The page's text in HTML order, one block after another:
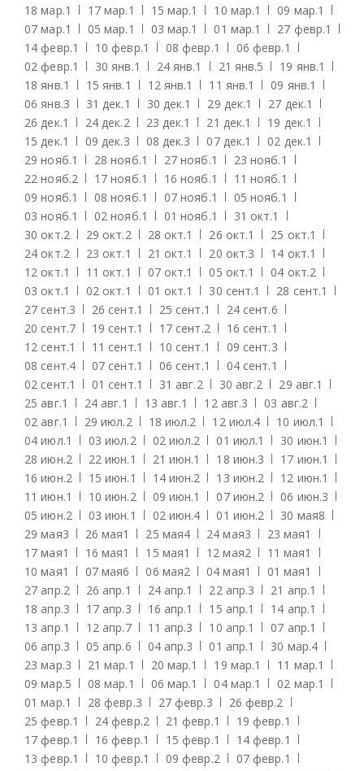
18 мар.1 17 мар.1 15 мар.1 10 мар.1 09 мар.1
07 мар.1 05 мар.1 03 мар.1 01 мар.1 27 февр.1
14 февр.1 10 февр.1 08 февр.1 06 февр.1
02 февр.1 30 янв.1 24 янв.1 21 янв.5 19 янв.1
18 янв.1 15 янв.1 12 янв.1 11 янв.1 09 янв.1
06 янв.3 31 дек.1 30 дек.1 29 дек.1 27 дек.1
26 дек.1 24 дек.2 23 дек.1 21 дек.1 19 дек.1
15 дек.1 09 дек.3 08 дек.3 07 дек.1 02 дек.1
29 нояб.1 28 нояб.1 27 нояб.1 23 нояб.1
22 нояб.2 17 нояб.1 16 нояб.1 11 нояб.1
09 нояб.1 08 нояб.1 07 нояб.1 05 нояб.1
03 нояб.1 02 нояб.1 01 нояб.1 31 окт.1
30 окт.2 29 окт.2 28 окт.1 26 окт.1 25 окт.1
24 окт.2 23 окт.1 21 окт.1 20 окт.3 14 окт.1
12 окт.1 11 окт.1 07 окт.1 05 окт.1 04 окт.2
03 окт.1 02 окт.1 01 окт.1 30 сент.1 28 сент.1
27 сент.3 26 сент.1 25 сент.1 24 сент.6
20 сент.7 19 сент.1 17 сент.2 16 сент.1
12 сент.1 11 сент.1 10 сент.1 09 сент.3
08 сент.4 07 сент.1 06 сент.1 04 сент.1
02 сент.1 01 сент.1 31 авг.2 30 авг.2 29 авг.1
25 авг.1 24 авг.1 13 авг.1 12 авг.3 03 авг.2
02 авг.1 29 июл.2 18 июл.2 12 июл.4 10 июл.1
04 июл.1 03 июл.2 02 июл.2 01 июл.1 30 июн.1
28 июн.2 22 июн.1 21 июн.1 18 июн.3 17 июн.1
16 июн.2 15 июн.1 14 июн.2 13 июн.2 12 июн.1
11 июн.1 10 июн.2 09 июн.1 07 июн.2 06 июн.3
05 июн.2 03 июн.1 02 июн.4 01 июн.2 30 мая8
29 мая3 26 мая1 25 мая4 24 мая3 23 мая1
17 мая1 16 мая1 15 мая1 12 мая2 11 мая1
10 мая1 07 мая6 06 мая2 04 мая1 01 мая1
27 апр.2 26 апр.1 24 апр.1 22 апр.3 21 апр.1
18 апр.3 17 апр.3 16 апр.1 15 апр.1 14 апр.1
13 апр.1 12 апр.7 11 апр.3 10 апр.1 07 апр.1
06 апр.3 05 апр.6 04 апр.3 01 апр.1 30 мар.4
23 мар.3 21 мар.1 20 мар.1 19 мар.1 11 мар.1
09 мар.5 08 мар.1 06 мар.1 04 мар.1 02 мар.1
01 мар.1 28 февр.3 27 февр.3 26 февр.2
25 февр.1 24 февр.2 21 февр.1 19 февр.1
17 февр.1 16 февр.1 15 февр.1 14 февр.1
13 февр.1 10 февр.1 09 февр.2 07 февр.1